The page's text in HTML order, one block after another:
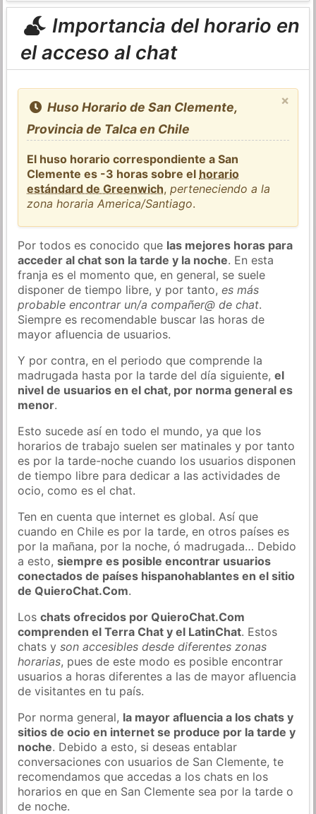
Importancia del horario en
el acceso al chat
×
Huso Horario de San Clemente,
Provincia de Talca en Chile
El huso horario correspondiente a San
Clemente es -3 horas sobre el horario
estándard de Greenwich,perteneciendo a la
zona horaria America/Santiago.
Por todos es conocido que las mejores horas para
acceder al chat son la tarde y la noche. En esta
franja es el momento que, en general, se suele
disponer de tiempo libre, y por tanto,es más
probable encontrar un/a compañer@ de chat.
Siempre es recomendable buscar las horas de
mayor afluencia de usuarios.
Y por contra, en el periodo que comprende la
madrugada hasta por la tarde del día siguiente,el
nivel de usuarios en el chat, por norma general es
menor.
Esto sucede así en todo el mundo, ya que los
horarios de trabajo suelen ser matinales y por tanto
es por la tarde-noche cuando los usuarios disponen
de tiempo libre para dedicar a las actividades de
ocio, como es el chat.
Ten en cuenta que internet es global. Así que
cuando en Chile es por la tarde, en otros países es
por la mañana, por la noche, ó madrugada… Debido
a esto,siempre es posible encontrar usuarios
conectados de países hispanohablantes en el sitio
de QuieroChat.Com.
Loschats ofrecidos por QuieroChat.Com
comprenden el Terra Chat y el LatinChat. Estos
chats yson accesibles desde diferentes zonas
horarias, pues de este modo es posible encontrar
usuarios a horas diferentes a las de mayor afluencia
de visitantes en tu país.
Por norma general, la mayor afluencia a los chats y
sitios de ocio en internet se produce por la tarde y
noche. Debido a esto, si deseas entablar
conversaciones con usuarios de San Clemente, te
recomendamos que accedas a los chats en los
horarios en que en San Clemente sea por la tarde o
de noche.